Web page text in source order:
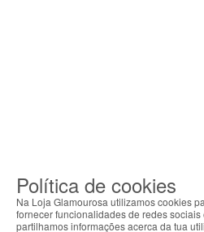
Política de cookies
Na Loja Glamourosa utilizamos cookies
fornecer funcionalidades de redes
partilhamos informações acerca da tua